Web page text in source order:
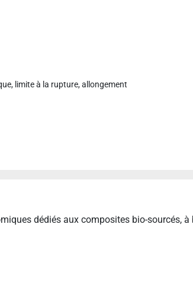
limite à la rupture, allongement
dédiés aux composites bio-sourcés,